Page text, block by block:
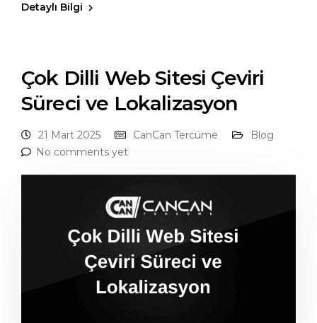
Detaylı Bilgi
Çok Dilli Web Sitesi Çeviri
Süreci ve Lokalizasyon
21 Mart 2025 CanCan Tercüme
Blog
No comments yet